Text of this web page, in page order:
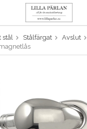
Produkten har blivit tillagd i
stål Stålfärgat
Avslut